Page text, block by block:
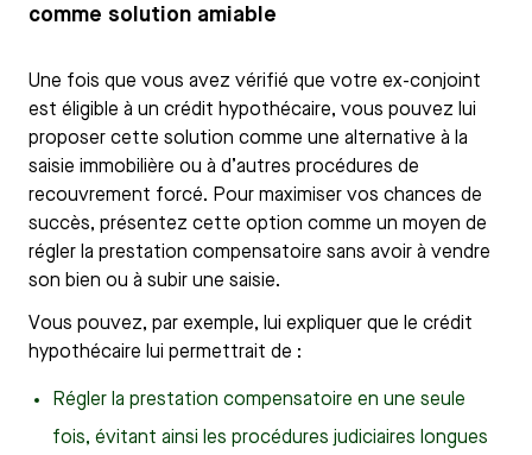
comme solution amiable
Une fois que vous avez vérifié que votre ex-conjoint
est éligible à un crédit hypothécaire, vous pouvez lui
proposer cette solution comme une alternative à la
saisie immobilière ou à d’autres procédures de
recouvrement forcé. Pour maximiser vos chances de
succès, présentez cette option comme un moyen de
régler la prestation compensatoire sans avoir à vendre
son bien ou à subir une saisie.
Vous pouvez, par exemple, lui expliquer que le crédit
hypothécaire lui permettrait de :
Régler la prestation compensatoire en une seule
fois, évitant ainsi les procédures judiciaires longues